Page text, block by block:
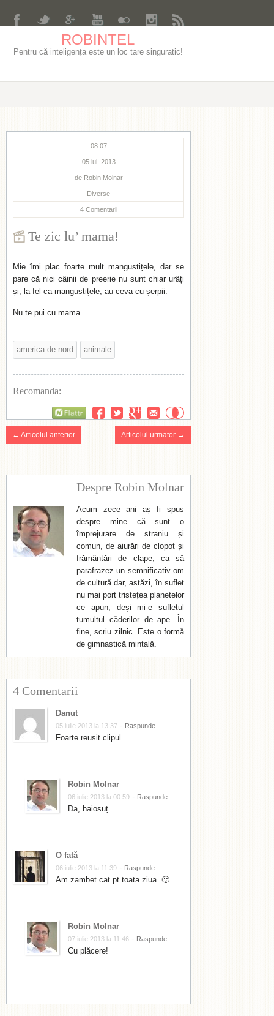
ROBINTEL
Pentru că inteligența este un loc tare singuratic!
08:07
05 iul. 2013
de Robin Molnar
Diverse
4 Comentarii
Te zic lu’ mama!
Mie îmi plac foarte mult mangustițele, dar se
pare că nici câinii de preerie nu sunt chiar urâți
și, la fel ca mangustițele, au ceva cu șerpii.
Nu te pui cu mama.
america de nord animale
Recomanda:
← Articolul anterior Articolul urmator →
Despre Robin Molnar
Acum zece ani aș fi spus
despre mine că sunt o
împrejurare de straniu și
comun, de aiurări de clopot și
frământări de clape, ca să
parafrazez un semnificativ om
de cultură dar, astăzi, în suflet
nu mai port tristețea planetelor
ce apun, deși mi-e sufletul
tumultul căderilor de ape. În
fine, scriu zilnic. Este o formă
de gimnastică mintală.
4 Comentarii
Danut
05 iulie 2013 la 13:37 - Raspunde
Foarte reusit clipul…
Robin Molnar
06 iulie 2013 la 00:59 - Raspunde
Da, haiosuț.
O fată
06 iulie 2013 la 11:39 - Raspunde
Am zambet cat pt toata ziua. 🙂
Robin Molnar
07 iulie 2013 la 11:46 - Raspunde
Cu plăcere!